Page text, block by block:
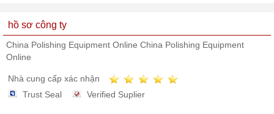
hồ sơ công ty
China Polishing Equipment Online China Polishing Equipment
Online
Nhà cung cấp xác nhận
Trust Seal
Verified Suplier